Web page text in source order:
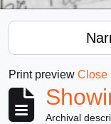
Print preview Close
Archival